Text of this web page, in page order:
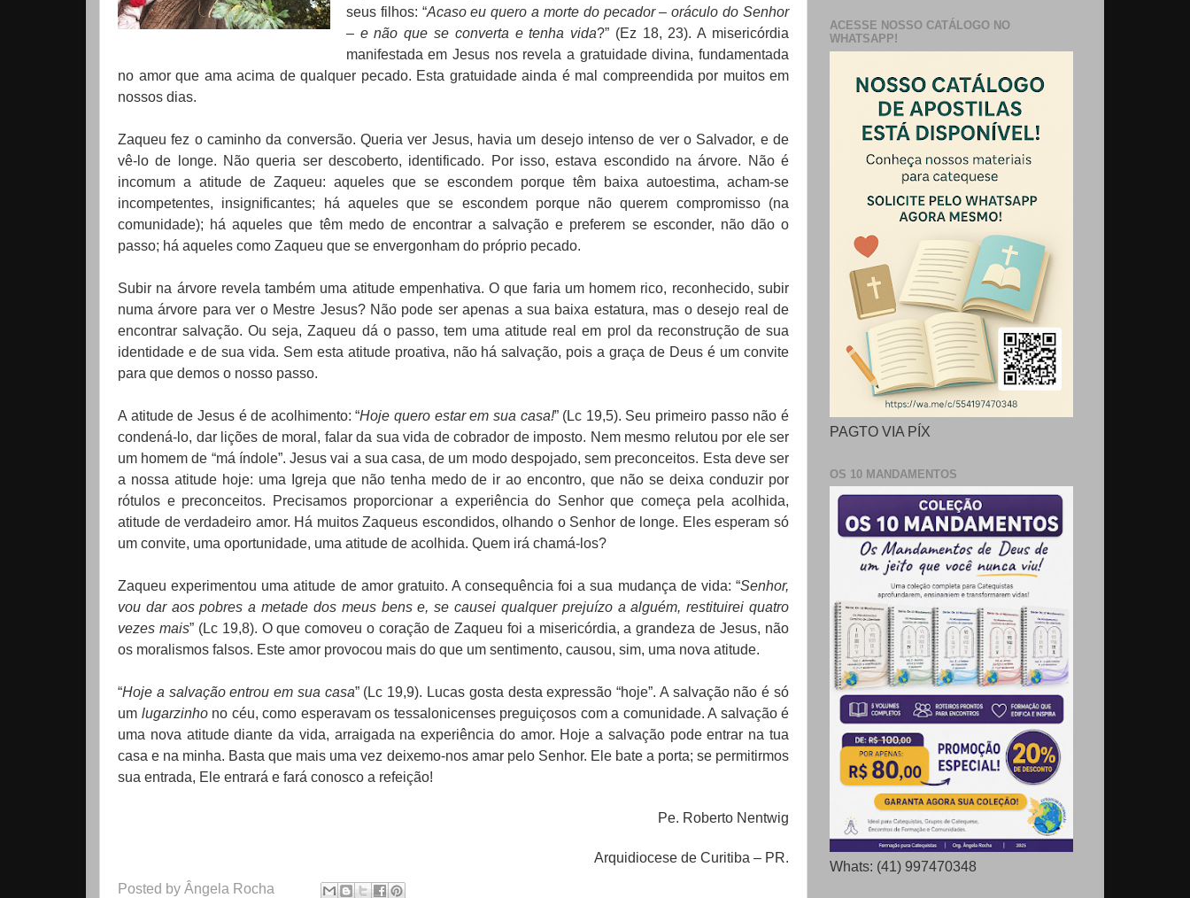
seus filhos: “Acaso eu quero a morte do pecador – oráculo do Senhor
– e não que se converta e tenha vida?” (Ez 18, 23). A misericórdia
manifestada em Jesus nos revela a gratuidade divina, fundamentada
no amor que ama acima de qualquer pecado. Esta gratuidade ainda é mal compreendida por muitos em
nossos dias.
Zaqueu fez o caminho da conversão. Queria ver Jesus, havia um desejo intenso de ver o Salvador, e de
vê-lo de longe. Não queria ser descoberto, identificado. Por isso, estava escondido na árvore. Não é
incomum a atitude de Zaqueu: aqueles que se escondem porque têm baixa autoestima, acham-se
incompetentes, insignificantes; há aqueles que se escondem porque não querem compromisso (na
comunidade); há aqueles que têm medo de encontrar a salvação e preferem se esconder, não dão o
passo; há aqueles como Zaqueu que se envergonham do próprio pecado.
Subir na árvore revela também uma atitude empenhativa. O que faria um homem rico, reconhecido, subir
numa árvore para ver o Mestre Jesus? Não pode ser apenas a sua baixa estatura, mas o desejo real de
encontrar salvação. Ou seja, Zaqueu dá o passo, tem uma atitude real em prol da reconstrução de sua
identidade e de sua vida. Sem esta atitude proativa, não há salvação, pois a graça de Deus é um convite
para que demos o nosso passo.
A atitude de Jesus é de acolhimento: “Hoje quero estar em sua casa!” (Lc 19,5). Seu primeiro passo não é
condená-lo, dar lições de moral, falar da sua vida de cobrador de imposto. Nem mesmo relutou por ele ser
um homem de “má índole”. Jesus vai a sua casa, de um modo despojado, sem preconceitos. Esta deve ser
a nossa atitude hoje: uma Igreja que não tenha medo de ir ao encontro, que não se deixa conduzir por
rótulos e preconceitos. Precisamos proporcionar a experiência do Senhor que começa pela acolhida,
atitude de verdadeiro amor. Há muitos Zaqueus escondidos, olhando o Senhor de longe. Eles esperam só
um convite, uma oportunidade, uma atitude de acolhida. Quem irá chamá-los?
Zaqueu experimentou uma atitude de amor gratuito. A consequência foi a sua mudança de vida: “Senhor,
vou dar aos pobres a metade dos meus bens e, se causei qualquer prejuízo a alguém, restituirei quatro
vezes mais” (Lc 19,8). O que comoveu o coração de Zaqueu foi a misericórdia, a grandeza de Jesus, não
os moralismos falsos. Este amor provocou mais do que um sentimento, causou, sim, uma nova atitude.
“Hoje a salvação entrou em sua casa” (Lc 19,9). Lucas gosta desta expressão “hoje”. A salvação não é só
um lugarzinhono céu, como esperavam os tessalonicenses preguiçosos com a comunidade. A salvação é
uma nova atitude diante da vida, arraigada na experiência do amor. Hoje a salvação pode entrar na tua
casa e na minha. Basta que mais uma vez deixemo-nos amar pelo Senhor. Ele bate a porta; se permitirmos
sua entrada, Ele entrará e fará conosco a refeição!
Pe. Roberto Nentwig
Arquidiocese de Curitiba – PR.
Posted by Ângela Rocha
ACESSE NOSSO CATÁLOGO NO
WHATSAPP!
PAGTO VIA PÍX
OS 10 MANDAMENTOS
Whats: (41) 997470348